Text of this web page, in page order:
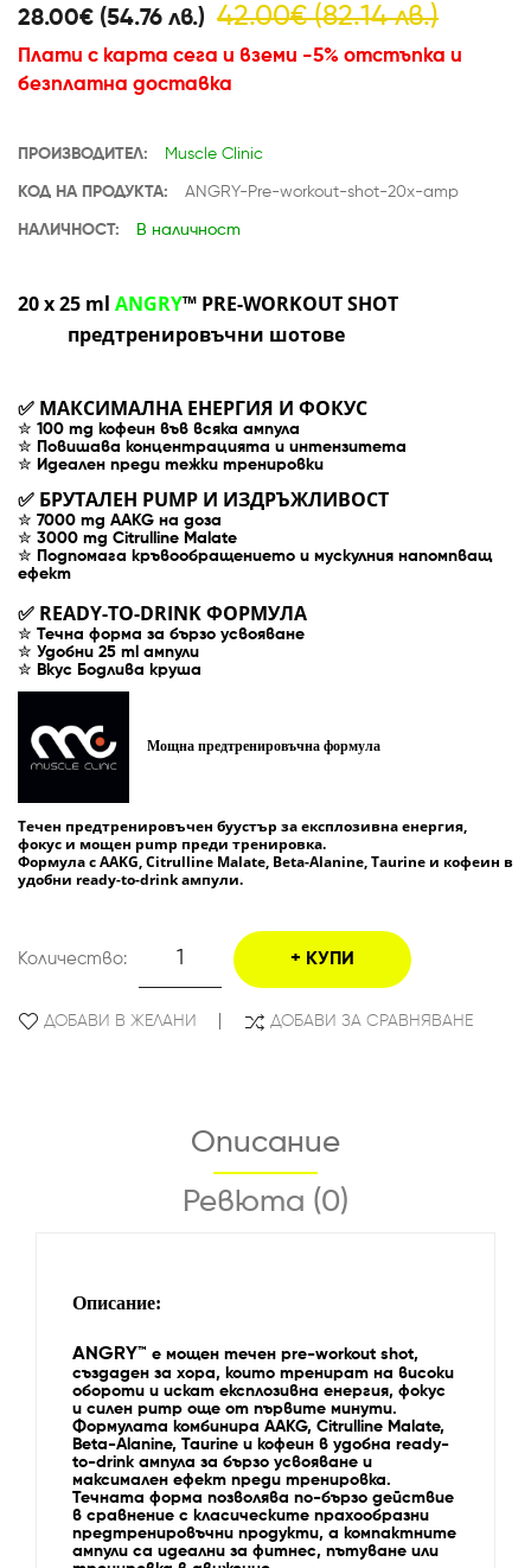
28.00€ (54.76 лв.) 42.00€ (82.14 лв.)
Плати с карта сега и вземи -5% отстъпка и
безплатна доставка
ПРОИЗВОДИТЕЛ: Muscle Clinic
КОД НА ПРОДУКТА: ANGRY-Pre-workout-shot-20x-amp
НАЛИЧНОСТ: В наличност
20 x 25 ml ANGRY™ PRE-WORKOUT SHOT
предтренировъчни шотове
✅ МАКСИМАЛНА ЕНЕРГИЯ И ФОКУС
✮ 100 mg кофеин във всяка ампула
✮ Повишава концентрацията и интензитета
✮ Идеален преди тежки тренировки
✅ БРУТАЛЕН PUMP И ИЗДРЪЖЛИВОСТ
✮ 7000 mg AAKG на доза
✮ 3000 mg Citrulline Malate
✮ Подпомага кръвообращението и мускулния напомпващ
ефект
✅ READY-TO-DRINK ФОРМУЛА
✮ Течна форма за бързо усвояване
✮ Удобни 25 ml ампули
✮ Вкус Бодлива круша
Мощна предтренировъчна формула
Течен предтренировъчен буустър за експлозивна енергия,
фокус и мощен pump преди тренировка.
Формула с AAKG, Citrulline Malate, Beta-Alanine, Taurine и кофеин в
удобни ready-to-drink ампули.
Количество: КУПИ
ДОБАВИ В ЖЕЛАНИ ДОБАВИ ЗА СРАВНЯВАНЕ
Описание
Ревюта (0)
Описание:
ANGRY™ е мощен течен pre-workout shot,
създаден за хора, които тренират на високи
обороти и искат експлозивна енергия, фокус
и силен pump още от първите минути.
Формулата комбинира AAKG, Citrulline Malate,
Beta-Alanine, Taurine и кофеин в удобна ready-
to-drink ампула за бързо усвояване и
максимален ефект преди тренировка.
Течната форма позволява по-бързо действие
в сравнение с класическите прахообразни
предтренировъчни продукти, а компактните
ампули са идеални за фитнес, пътуване или